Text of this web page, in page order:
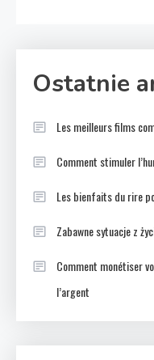
Ostatnie
Les meilleurs films
Comment stimuler
Les bienfaits du rire
Zabawne sytuacje z
Comment monétiser
l’argent